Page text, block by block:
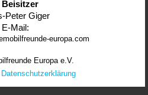
Beisitzer
Peter Giger
E-Mail:
europa.com
Europa e.V.
Datenschutzerklärung